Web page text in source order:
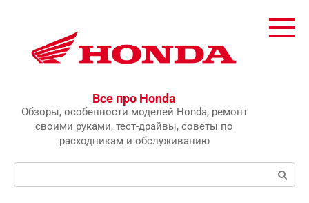
Все про Honda
Обзоры, особенности моделей Honda, ремонт
своими руками, тест-драйвы, советы по
расходникам и обслуживанию